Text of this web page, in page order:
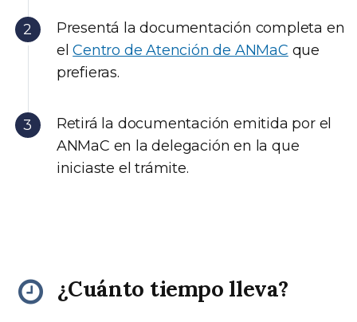
Presentá la documentación completa en
elCentro de Atención de ANMaC que
prefieras.
Retirá la documentación emitida por el
ANMaC en la delegación en la que
iniciaste el trámite.
¿Cuánto tiempo lleva?